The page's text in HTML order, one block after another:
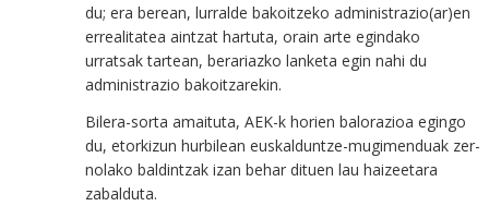
du; era berean, lurralde bakoitzeko administrazio(ar)en
errealitatea aintzat hartuta, orain arte egindako
urratsak tartean, berariazko lanketa egin nahi du
administrazio bakoitzarekin.
Bilera-sorta amaituta, AEK-k horien balorazioa egingo
du, etorkizun hurbilean euskalduntze-mugimenduak zer-
nolako baldintzak izan behar dituen lau haizeetara
zabalduta.